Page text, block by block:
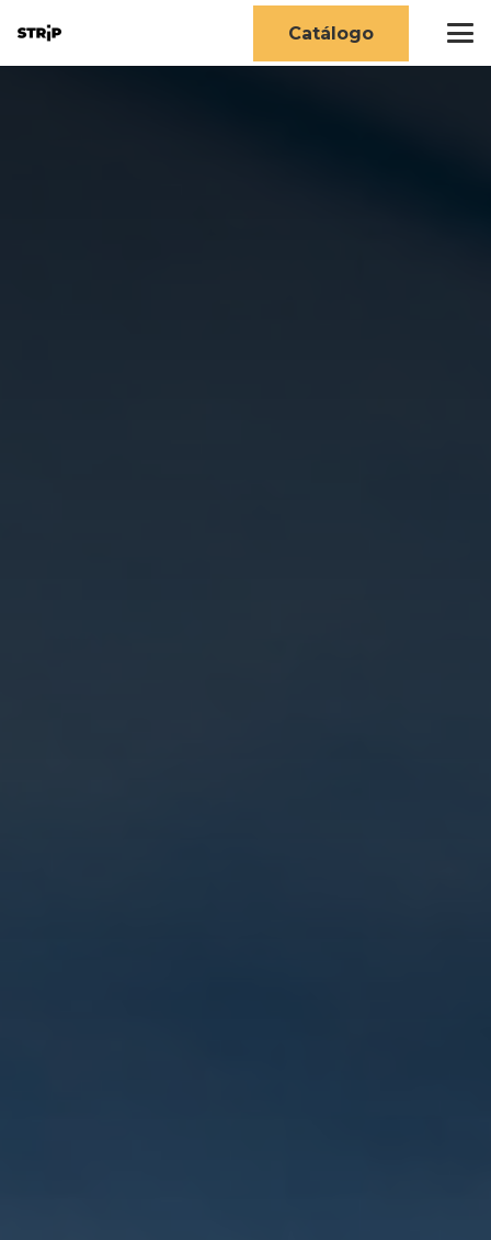
Catálogo